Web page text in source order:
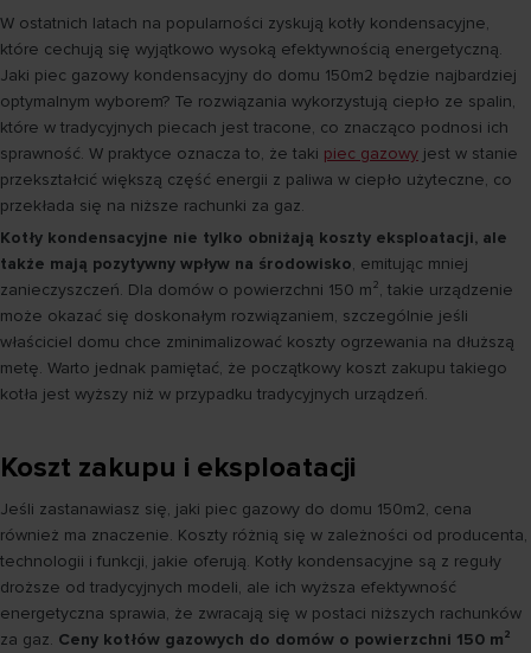
W ostatnich latach na popularności zyskują kotły kondensacyjne,
które cechują się wyjątkowo wysoką efektywnością energetyczną.
Jaki piec gazowy kondensacyjny do domu 150m2 będzie najbardziej
optymalnym wyborem? Te rozwiązania wykorzystują ciepło ze spalin,
które w tradycyjnych piecach jest tracone, co znacząco podnosi ich
sprawność. W praktyce oznacza to, że taki piec gazowy jest w stanie
przekształcić większą część energii z paliwa w ciepło użyteczne, co
przekłada się na niższe rachunki za gaz.
Kotły kondensacyjne nie tylko obniżają koszty eksploatacji, ale
także mają pozytywny wpływ na środowisko, emitując mniej
zanieczyszczeń. Dla domów o powierzchni 150 m², takie urządzenie
może okazać się doskonałym rozwiązaniem, szczególnie jeśli
właściciel domu chce zminimalizować koszty ogrzewania na dłuższą
metę. Warto jednak pamiętać, że początkowy koszt zakupu takiego
kotła jest wyższy niż w przypadku tradycyjnych urządzeń.
Koszt zakupu i eksploatacji
Jeśli zastanawiasz się, jaki piec gazowy do domu 150m2, cena
również ma znaczenie. Koszty różnią się w zależności od producenta,
technologii i funkcji, jakie oferują. Kotły kondensacyjne są z reguły
droższe od tradycyjnych modeli, ale ich wyższa efektywność
energetyczna sprawia, że zwracają się w postaci niższych rachunków
za gaz. Ceny kotłów gazowych do domów o powierzchni 150 m²